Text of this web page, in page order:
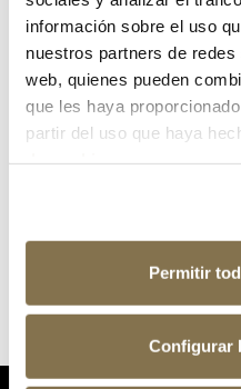
información sobre el uso
nuestros partners de
web, quienes pueden
que les haya
partir del uso que haya
Permitir
Configurar
¿Has olvidado tu contraseña?